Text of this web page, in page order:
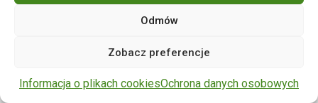
Odmów
Zobacz preferencje
Informacja o plikach cookiesOchrona danych osobowych
zastrzeżone.